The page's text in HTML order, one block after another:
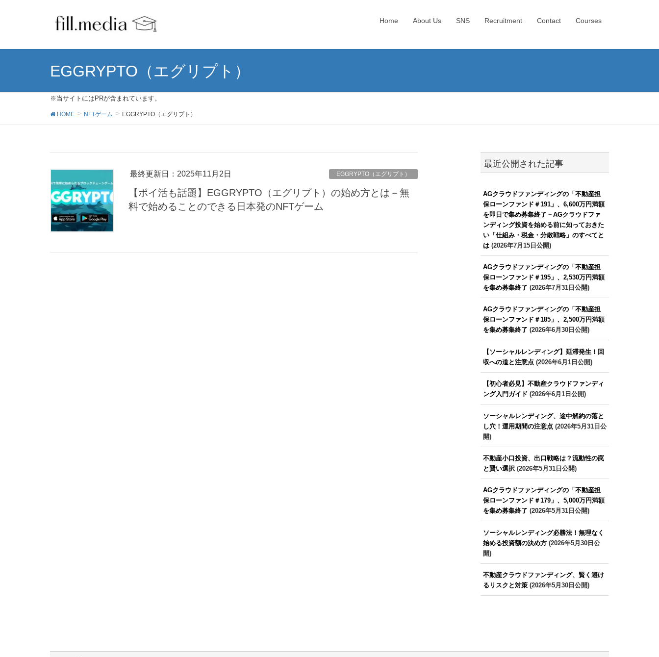
Home About Us SNS Recruitment Contact Courses
EGGRYPTO（エグリプト）
※当サイトにはPRが含まれています。
HOME NFTゲーム EGGRYPTO（エグリプト）
最終更新日：2025年11月2日 EGGRYPTO（エグリプト）
【ポイ活も話題】EGGRYPTO（エグリプト）の始め方とは－無
料で始めることのできる日本発のNFTゲーム
最近公開された記事
AGクラウドファンディングの「不動産担
保ローンファンド＃191」、6,600万円満額
を即日で集め募集終了－AGクラウドファ
ンディング投資を始める前に知っておきた
い「仕組み・税金・分散戦略」のすべてと
は(2026年7月15日公開)
AGクラウドファンディングの「不動産担
保ローンファンド＃195」、2,530万円満額
を集め募集終了 (2026年7月31日公開)
AGクラウドファンディングの「不動産担
保ローンファンド＃185」、2,500万円満額
を集め募集終了 (2026年6月30日公開)
【ソーシャルレンディング】延滞発生！回
収への道と注意点(2026年6月1日公開)
【初心者必見】不動産クラウドファンディ
ング入門ガイド (2026年6月1日公開)
ソーシャルレンディング、途中解約の落と
し穴！運用期間の注意点(2026年5月31日公
開)
不動産小口投資、出口戦略は？流動性の罠
と賢い選択(2026年5月31日公開)
AGクラウドファンディングの「不動産担
保ローンファンド＃179」、5,000万円満額
を集め募集終了 (2026年5月31日公開)
ソーシャルレンディング必勝法！無理なく
始める投資額の決め方(2026年5月30日公
開)
不動産クラウドファンディング、賢く避け
るリスクと対策(2026年5月30日公開)